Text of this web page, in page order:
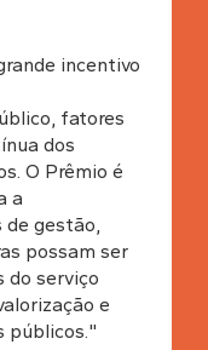
incentivo
fatores
dos
O Prêmio é
a
gestão,
possam ser
do serviço
e
públicos."